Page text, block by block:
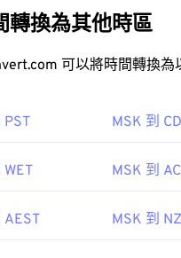
轉換為其他時區
可以將時間轉換為
PST MSK 到
MSK 到
AEST MSK 到